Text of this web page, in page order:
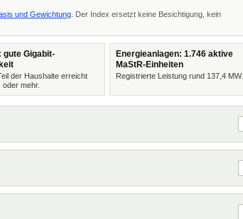
und Gewichtung . Der Index ersetzt keine Besichtigung, kein
gute Gigabit-
der Haushalte erreicht
oder mehr.
Energieanlagen: 1.746 aktive
MaStR-Einheiten
Registrierte Leistung rund 137,4 MW.